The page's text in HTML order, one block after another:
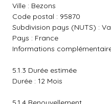
Ville : Bezons
Code postal : 95870
Subdivision pays (NUTS) :
Pays : France
Informations
5.1.3 Durée estimée
Durée : 12 Mois